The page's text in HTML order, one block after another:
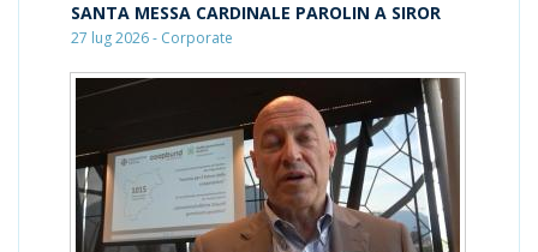
SANTA MESSA CARDINALE PAROLIN A SIROR
27 lug 2026 - Corporate